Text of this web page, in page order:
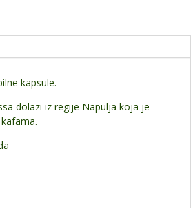
kapsule.
dolazi iz regije Napulja koja je